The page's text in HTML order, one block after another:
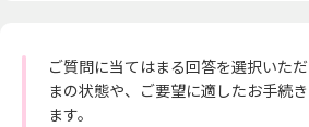
ご質問に当てはまる回答を選択いた
まの状態や、ご要望に適したお手続
ます。